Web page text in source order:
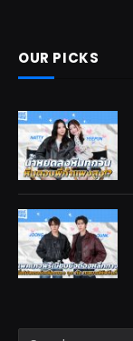
OUR PICKS